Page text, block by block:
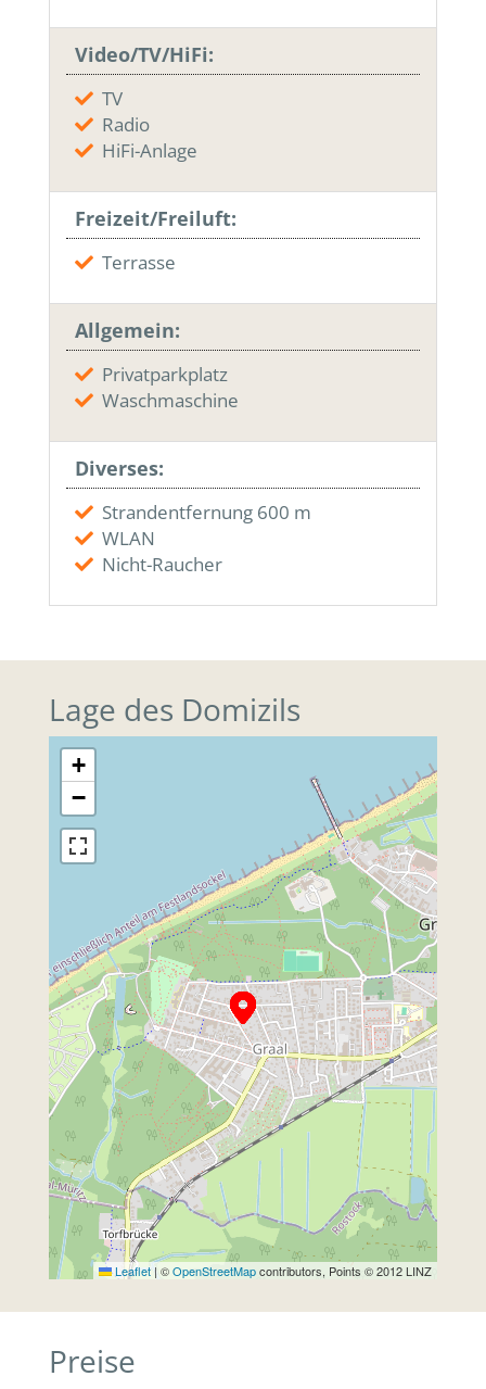
Video/TV/HiFi:
TV
Radio
HiFi-Anlage
Freizeit/Freiluft:
Terrasse
Allgemein:
Privatparkplatz
Waschmaschine
Diverses:
Strandentfernung 600 m
WLAN
Nicht-Raucher
Lage des Domizils
+
−
Leaflet |©OpenStreetMapcontributors, Points © 2012 LINZ
Preise